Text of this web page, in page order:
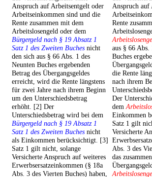
Anspruch auf Arbeitsentgelt oder
Arbeitseinkommen sind und die
Rente zusammen mit dem
Arbeitslosengeld oder dem
Bürgergeld nach § 19 Absatz 1
Satz 1 des Zweiten Buches nicht
den sich aus § 66 Abs. 1 des
Neunten Buches ergebenden
Betrag des Übergangsgeldes
erreicht, wird die Rente längstens
für zwei Jahre nach ihrem Beginn
um den Unterschiedsbetrag
erhöht. [2] Der
Unterschiedsbetrag wird bei dem
Bürgergeld nach § 19 Absatz 1
Satz 1 des Zweiten Buches nicht
als Einkommen berücksichtigt. [3]
Satz 1 gilt nicht, solange
Versicherte Anspruch auf weiteres
Erwerbsersatzeinkommen (§ 18a
Abs. 3 des Vierten Buches) haben,
Anspruch auf
Rente
aus § 66 Abs.
Buches
die Rente
nach ihrem
Der
dem
Einkommen
Satz 1 gilt
Versicherte
Abs. 3 des
das